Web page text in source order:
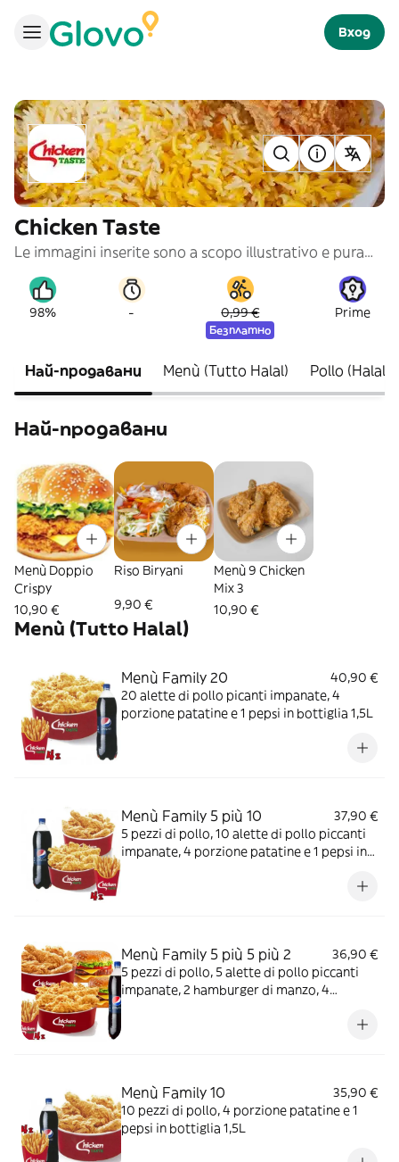
Вход
Chicken Taste
Le immagini inserite sono a scopo illustrativo e puramente indicativo
98% - 0,99 €
Безплатно
Prime
Най-продавани Menù (Tutto Halal) Pollo (Halal)
Най-продавани
Menù Doppio
Crispy
10,90 €
Riso Biryani
9,90 €
Menù 9 Chicken
Mix 3
10,90 €
Menù (Tutto Halal)
Menù Family 20
40,90 €
20 alette di pollo picanti impanate, 4
porzione patatine e 1 pepsi in bottiglia 1,5L
Menù Family 5 più 10
37,90 €
5 pezzi di pollo, 10 alette di pollo piccanti
impanate, 4 porzione patatine e 1 pepsi in
Menù Family 5 più 5 più 2
36,90 €
5 pezzi di pollo, 5 alette di pollo piccanti
impanate, 2 hamburger di manzo, 4
Menù Family 10
35,90 €
10 pezzi di pollo, 4 porzione patatine e 1
pepsi in bottiglia 1,5L